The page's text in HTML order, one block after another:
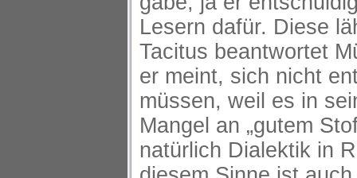
Lesern dafür. Diese
Tacitus beantwortet
er meint, sich nicht
müssen, weil es in
Mangel an „gutem
natürlich Dialektik in